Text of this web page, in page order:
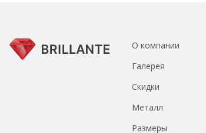
О компании
Галерея
Скидки
Металл
Размеры